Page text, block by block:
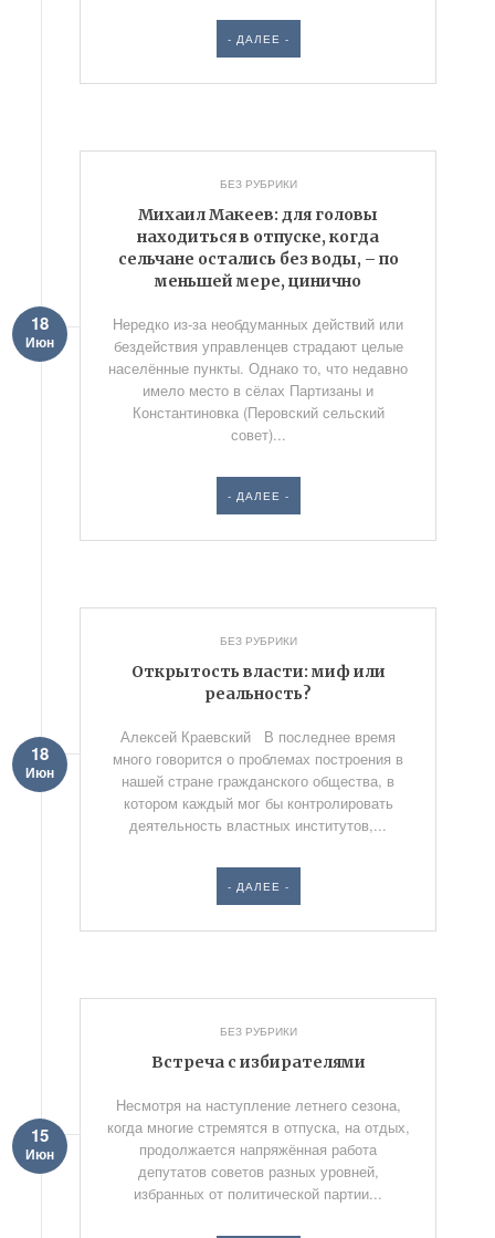
- ДАЛЕЕ -
БЕЗ РУБРИКИ
Михаил Макеев: для головы
находиться в отпуске, когда
сельчане остались без воды, – по
меньшей мере, цинично
18
Июн
Нередко из-за необдуманных действий или
бездействия управленцев страдают целые
населённые пункты. Однако то, что недавно
имело место в сёлах Партизаны и
Константиновка (Перовский сельский
совет)...
- ДАЛЕЕ -
БЕЗ РУБРИКИ
Открытость власти: миф или
реальность?
18
Июн
Алексей Краевский В последнее время
много говорится о проблемах построения в
нашей стране гражданского общества, в
котором каждый мог бы контролировать
деятельность властных институтов,...
- ДАЛЕЕ -
БЕЗ РУБРИКИ
Встреча с избирателями
15
Июн
Несмотря на наступление летнего сезона,
когда многие стремятся в отпуска, на отдых,
продолжается напряжённая работа
депутатов советов разных уровней,
избранных от политической партии...